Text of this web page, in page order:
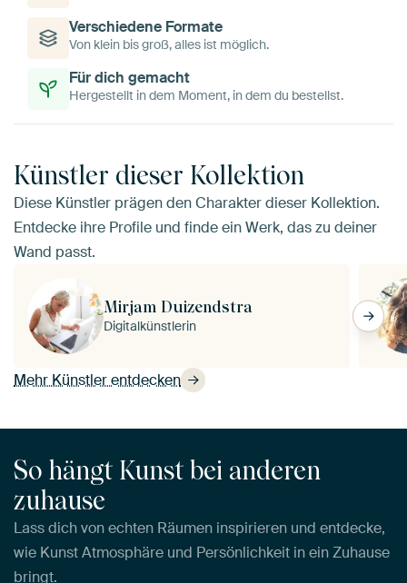
Verschiedene Formate
Von klein bis groß, alles ist möglich.
Für dich gemacht
Hergestellt in dem Moment, in dem du bestellst.
Künstler dieser Kollektion
Diese Künstler prägen den Charakter dieser Kollektion.
Entdecke ihre Profile und finde ein Werk, das zu deiner
Wand passt.
Mehr Künstler entdecken
Mirjam Duizendstra
Digitalkünstlerin
So hängt Kunst bei anderen
zuhause
Lass dich von echten Räumen inspirieren und entdecke,
wie Kunst Atmosphäre und Persönlichkeit in ein Zuhause
bringt.